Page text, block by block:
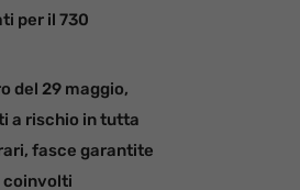
per il 730
del 29 maggio,
a rischio in tutta
fasce garantite
coinvolti